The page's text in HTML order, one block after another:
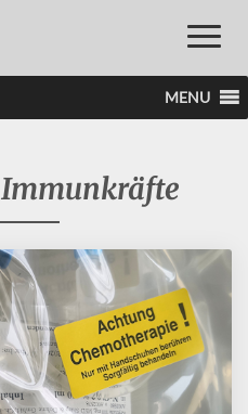
Toggle
MENU
Immunkräfte